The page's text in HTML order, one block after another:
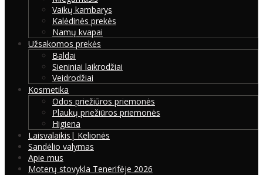
Vaikų kambarys
Kalėdinės prekės
Namų kvapai
Užsakomos prekės
Baldai
Sieniniai laikrodžiai
Veidrodžiai
Kosmetika
Odos priežiūros priemonės
Plaukų priežiūros priemonės
Higiena
Laisvalaikis| Kelionės
Sandėlio valymas
Apie mus
Moterų stovykla Tenerifėje 2026